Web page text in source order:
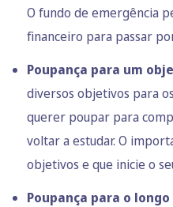
O fundo de emergência
financeiro para passar
Poupança para um
diversos objetivos para
querer poupar para
voltar a estudar. O
objetivos e que inicie o
Poupança para o